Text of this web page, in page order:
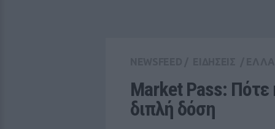
Market Pass: Πότε
διπλή δόση